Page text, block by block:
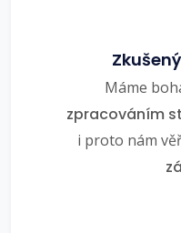
Máme
zpracováním
i proto nám